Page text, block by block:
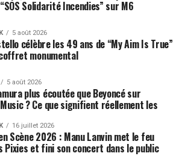
Solidarité Incendies” sur M6
5 août 2026
célèbre les 49 ans de “My Aim Is True”
monumental
5 août 2026
plus écoutée que Beyoncé sur
Music ? Ce que signifient réellement les
16 juillet 2026
Scène 2026 : Manu Lanvin met le feu
Pixies et fini son concert dans le public